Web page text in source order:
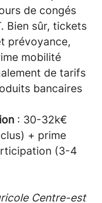
de congés
Bien sûr, tickets
prévoyance,
mobilité
de tarifs
bancaires
: 30-32k€
+ prime
(3-4
Centre-est